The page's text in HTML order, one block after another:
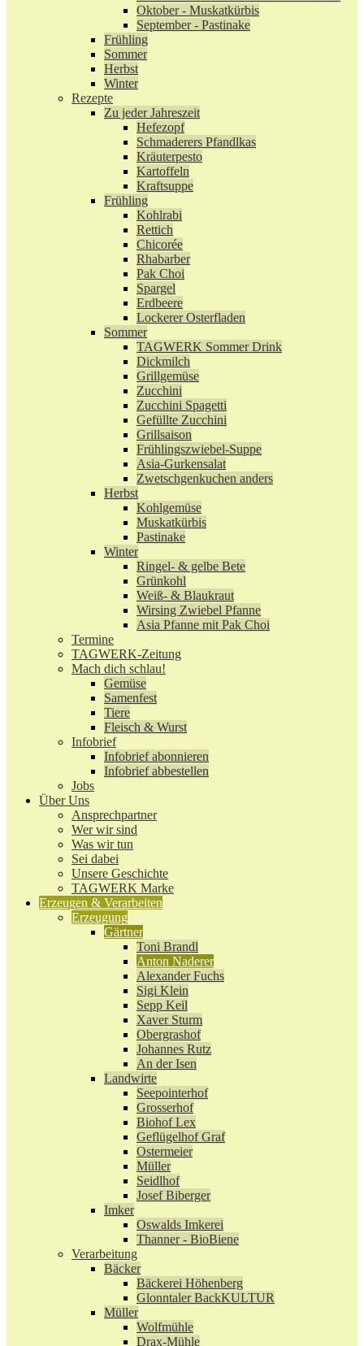
Oktober - Muskatkürbis
September - Pastinake
Frühling
Sommer
Herbst
Winter
Rezepte
Zu jeder Jahreszeit
Hefezopf
Schmaderers Pfandlkas
Kräuterpesto
Kartoffeln
Kraftsuppe
Frühling
Kohlrabi
Rettich
Chicorée
Rhabarber
Pak Choi
Spargel
Erdbeere
Lockerer Osterfladen
Sommer
TAGWERK Sommer Drink
Dickmilch
Grillgemüse
Zucchini
Zucchini Spagetti
Gefüllte Zucchini
Grillsaison
Frühlingszwiebel-Suppe
Asia-Gurkensalat
Zwetschgenkuchen anders
Herbst
Kohlgemüse
Muskatkürbis
Pastinake
Winter
Ringel- & gelbe Bete
Grünkohl
Weiß- & Blaukraut
Wirsing Zwiebel Pfanne
Asia Pfanne mit Pak Choi
Termine
TAGWERK-Zeitung
Mach dich schlau!
Gemüse
Samenfest
Tiere
Fleisch & Wurst
Infobrief
Infobrief abonnieren
Infobrief abbestellen
Jobs
Über Uns
Ansprechpartner
Wer wir sind
Was wir tun
Sei dabei
Unsere Geschichte
TAGWERK Marke
Erzeugen & Verarbeiten
Erzeugung
Gärtner
Toni Brandl
Anton Naderer
Alexander Fuchs
Sigi Klein
Sepp Keil
Xaver Sturm
Obergrashof
Johannes Rutz
An der Isen
Landwirte
Seepointerhof
Grosserhof
Biohof Lex
Geflügelhof Graf
Ostermeier
Müller
Seidlhof
Josef Biberger
Imker
Oswalds Imkerei
Thanner - BioBiene
Verarbeitung
Bäcker
Bäckerei Höhenberg
Glonntaler BackKULTUR
Müller
Wolfmühle
Drax-Mühle